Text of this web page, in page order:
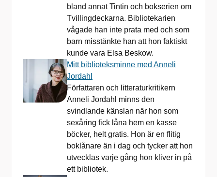
bland annat Tintin och bokserien om
Tvillingdeckarna. Bibliotekarien
vågade han inte prata med och som
barn misstänkte han att hon faktiskt
kunde vara Elsa Beskow.
Mitt biblioteksminne med Anneli
Jordahl
Författaren och litteraturkritikern
Anneli Jordahl minns den
svindlande känslan när hon som
sexåring fick låna hem en kasse
böcker, helt gratis. Hon är en flitig
boklånare än i dag och tycker att hon
utvecklas varje gång hon kliver in på
ett bibliotek.